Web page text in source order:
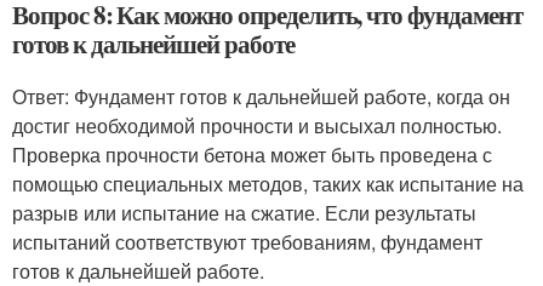
Вопрос 8: Как можно определить, что фундамент
готов к дальнейшей работе
Ответ: Фундамент готов к дальнейшей работе, когда он
достиг необходимой прочности и высыхал полностью.
Проверка прочности бетона может быть проведена с
помощью специальных методов, таких как испытание на
разрыв или испытание на сжатие. Если результаты
испытаний соответствуют требованиям, фундамент
готов к дальнейшей работе.